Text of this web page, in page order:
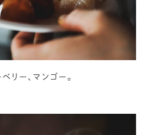
リー、マンゴー。